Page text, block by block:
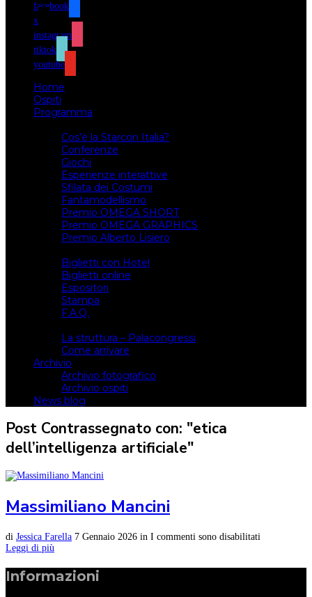
facebook
x
instagram
tiktok
youtube
Home
Ospiti
Programma
Cos’è la Starcon Italia?
Conferenze
Giochi
Esperienze interattive
Sfilata dei Costumi
Fantamodellismo
Premio OMEGA SHORT
Premio OMEGA GRAPHICS
Premio Alberto Lisiero
Biglietti con Hotel
Biglietti online
Espositori
Stampa
F.A.Q.
La struttura – Palacongressi
Come arrivare
Archivio
Archivio fotografico
Archivio ospiti
News blog
Post Contrassegnato con: "etica
dell’intelligenza artificiale"
Massimiliano Mancini
di Jessica Farella 7 Gennaio 2026 in I commenti sono disabilitati
Leggi di più
Informazioni